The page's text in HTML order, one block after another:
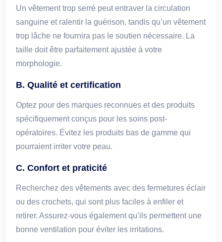
Un vêtement trop serré peut entraver la circulation
sanguine et ralentir la guérison, tandis qu’un vêtement
trop lâche ne fournira pas le soutien nécessaire. La
taille doit être parfaitement ajustée à votre
morphologie.
B. Qualité et certification
Optez pour des marques reconnues et des produits
spécifiquement conçus pour les soins post-
opératoires. Évitez les produits bas de gamme qui
pourraient irriter votre peau.
C. Confort et praticité
Recherchez des vêtements avec des fermetures éclair
ou des crochets, qui sont plus faciles à enfiler et
retirer. Assurez-vous également qu’ils permettent une
bonne ventilation pour éviter les irritations.